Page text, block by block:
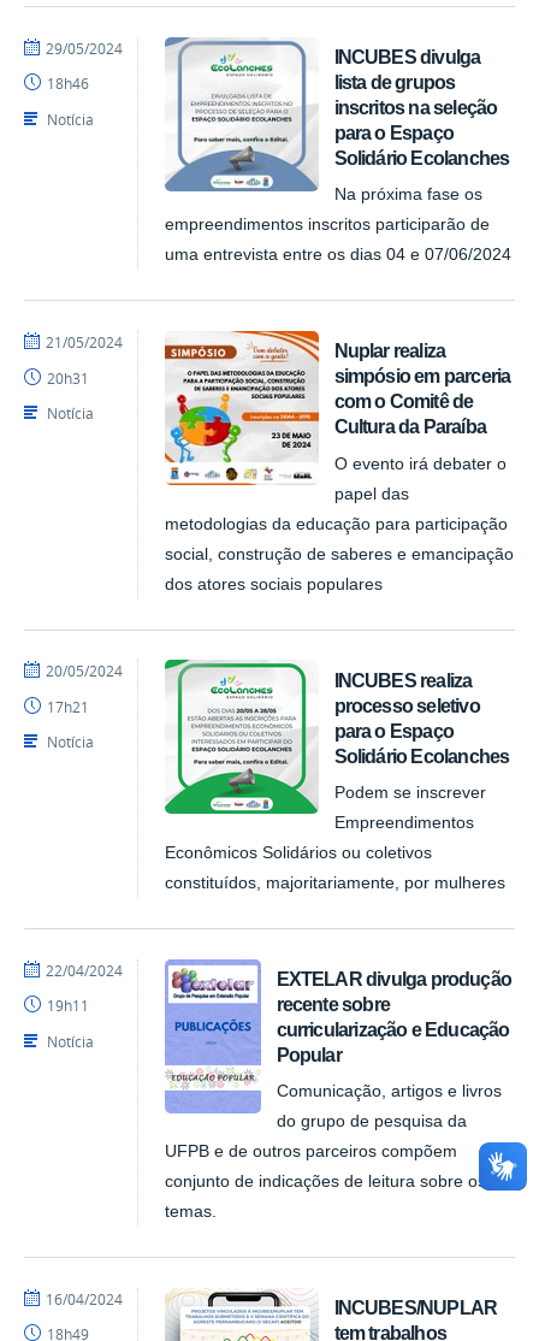
INCUBES divulga
lista de grupos
inscritos na seleção
para o Espaço
Solidário Ecolanches
Na próxima fase os
empreendimentos inscritos participarão de
uma entrevista entre os dias 04 e 07/06/2024
por
publicado
29/05/2024
18h46
Notícia
Nuplar realiza
simpósio em parceria
com o Comitê de
Cultura da Paraíba
O evento irá debater o
papel das
metodologias da educação para participação
social, construção de saberes e emancipação
dos atores sociais populares
por
publicado
21/05/2024
20h31
Notícia
INCUBES realiza
processo seletivo
para o Espaço
Solidário Ecolanches
Podem se inscrever
Empreendimentos
Econômicos Solidários ou coletivos
constituídos, majoritariamente, por mulheres
por
publicado
20/05/2024
17h21
Notícia
EXTELAR divulga produção
recente sobre
curricularização e Educação
Popular
Comunicação, artigos e livros
do grupo de pesquisa da
UFPB e de outros parceiros compõem
conjunto de indicações de leitura sobre os
temas.
por
publicado
22/04/2024
19h11
Notícia
INCUBES/NUPLAR
tem trabalhos
por
publicado
16/04/2024
18h49